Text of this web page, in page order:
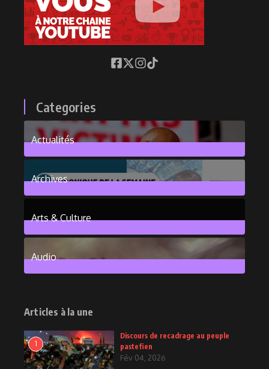
Categories
Actualités
376Posts
Archives
Arts & Culture
6Posts
Audio
Articles à la une
1
Discours de recadrage au peuple
pastefien
Fév 04, 2026